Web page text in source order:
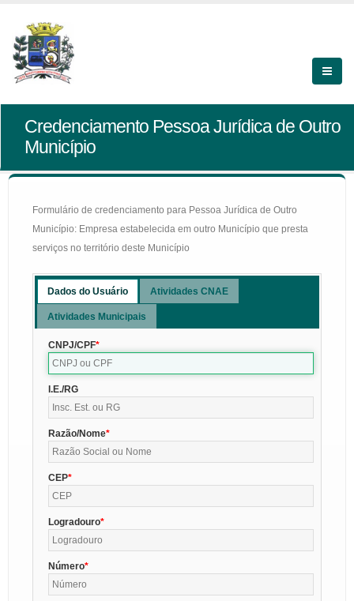
Credenciamento Pessoa Jurídica de Outro
Município
Formulário de credenciamento para Pessoa Jurídica de Outro
Município: Empresa estabelecida em outro Município que presta
serviços no território deste Município
Dados do Usuário Atividades CNAE
Atividades Municipais
CNPJ/CPF
I.E./RG
Razão/Nome
CEP
Logradouro
Número